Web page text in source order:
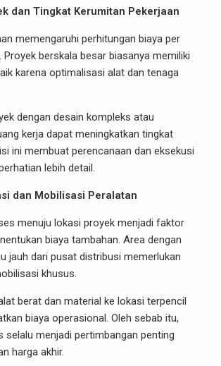
dan Tingkat Kerumitan Pekerjaan
memengaruhi perhitungan biaya per
berskala besar biasanya memiliki
karena optimalisasi alat dan tenaga
dengan desain kompleks atau
kerja dapat meningkatkan tingkat
ini membuat perencanaan dan eksekusi
lebih detail.
dan Mobilisasi Peralatan
menuju lokasi proyek menjadi faktor
biaya tambahan. Area dengan
jauh dari pusat distribusi memerlukan
khusus.
berat dan material ke lokasi terpencil
biaya operasional. Oleh sebab itu,
selalu menjadi pertimbangan penting
harga akhir.